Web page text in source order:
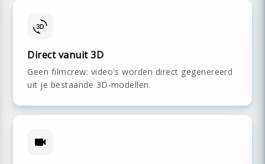
Direct vanuit 3D
Geen filmcrew: video's worden direct gegenereerd
uit je bestaande 3D-modellen.